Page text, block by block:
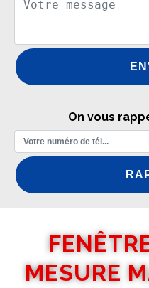
On vous
MESURE